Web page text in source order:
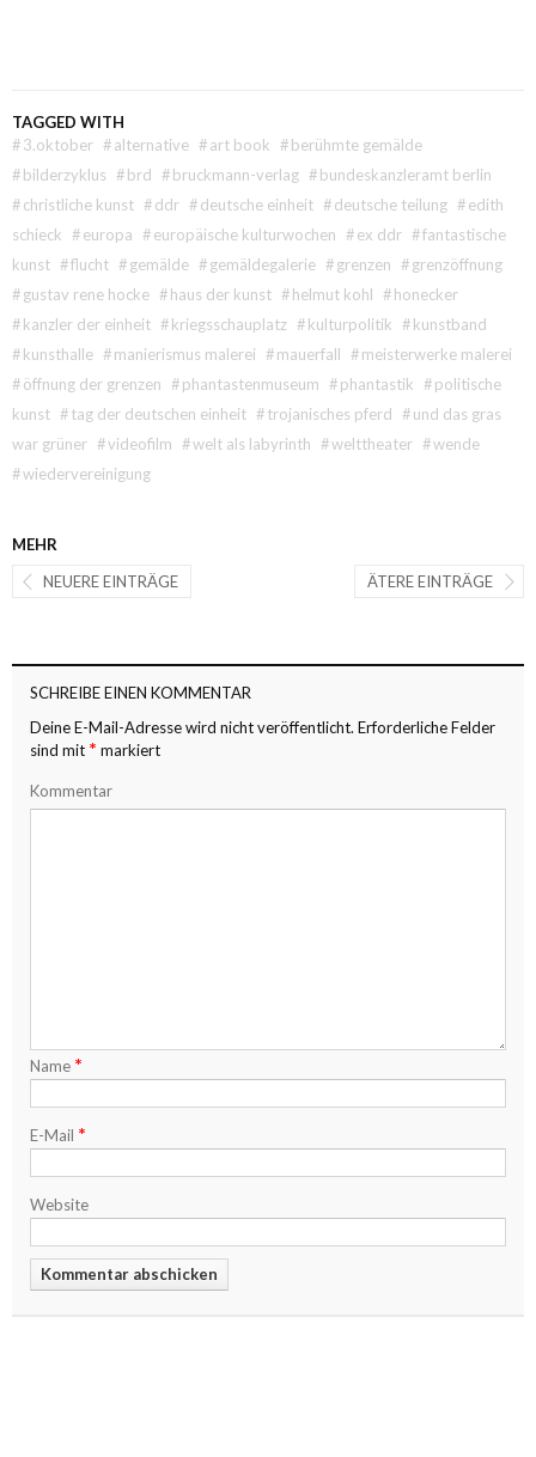
TAGGED WITH
#3.oktober #alternative #art book #berühmte gemälde
#bilderzyklus #brd #bruckmann-verlag #bundeskanzleramt berlin
#christliche kunst #ddr #deutsche einheit #deutsche teilung #edith
schieck #europa #europäische kulturwochen #ex ddr #fantastische
kunst #flucht #gemälde #gemäldegalerie #grenzen #grenzöffnung
#gustav rene hocke #haus der kunst #helmut kohl #honecker
#kanzler der einheit #kriegsschauplatz #kulturpolitik #kunstband
#kunsthalle #manierismus malerei #mauerfall #meisterwerke malerei
#öffnung der grenzen #phantastenmuseum #phantastik #politische
kunst #tag der deutschen einheit #trojanisches pferd #und das gras
war grüner #videofilm #welt als labyrinth #welttheater #wende
#wiedervereinigung
MEHR
ÄTERE EINTRÄGE
NEUERE EINTRÄGE
SCHREIBE EINEN KOMMENTAR
Deine E-Mail-Adresse wird nicht veröffentlicht. Erforderliche Felder
sind mit * markiert
Kommentar
Name *
E-Mail *
Website